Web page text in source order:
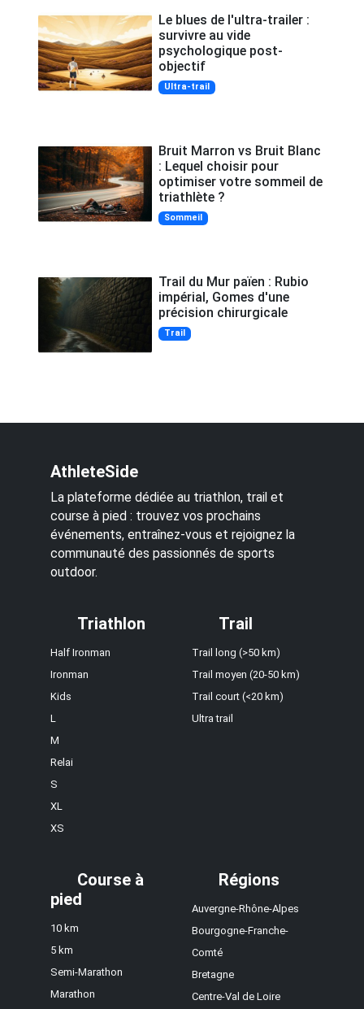
Le blues de l'ultra-trailer :
survivre au vide
psychologique post-
objectif
Ultra-trail
Bruit Marron vs Bruit Blanc
: Lequel choisir pour
optimiser votre sommeil de
triathlète ?
Sommeil
Trail du Mur païen : Rubio
impérial, Gomes d'une
précision chirurgicale
Trail
AthleteSide
La plateforme dédiée au triathlon, trail et
course à pied : trouvez vos prochains
événements, entraînez-vous et rejoignez la
communauté des passionnés de sports
outdoor.
Triathlon
Half Ironman
Ironman
Kids
L
M
Relai
S
XL
XS
Trail
Trail long (>50 km)
Trail moyen (20-50 km)
Trail court (<20 km)
Ultra trail
Course à
pied
10 km
5 km
Semi-Marathon
Marathon
Régions
Auvergne-Rhône-Alpes
Bourgogne-Franche-
Comté
Bretagne
Centre-Val de Loire